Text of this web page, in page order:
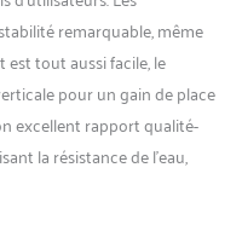
de 6 repères de
d'eau et la quantité
être augmentée
selon l'intensité
NOUVEAU
AMÉLIORÉ】Le
remarquable, même
est tout aussi facile, le
pour un gain de place
excellent rapport qualité-
la résistance de l’eau,